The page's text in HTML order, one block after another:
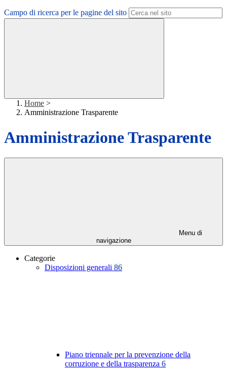
Campo di ricerca per le pagine del sito
Home >
Amministrazione Trasparente
Amministrazione Trasparente
Menu di
navigazione
Categorie
Disposizioni generali 86
Piano triennale per la prevenzione della
corruzione e della trasparenza 6